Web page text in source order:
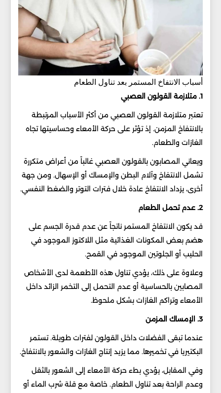
أسباب الانتفاخ المستمر بعد تناول الطعام
1. متلازمة القولون العصبي
تعتبر متلازمة القولون العصبي من أكثر الأسباب المرتبطة
بالانتفاخ المزمن. إذ تؤثر على حركة الأمعاء وحساسيتها تجاه
الغازات والطعام.
ويعاني المصابون بالقولون العصبي غالباً من أعراض متكررة
تشمل الانتفاخ وآلام البطن والإمساك أو الإسهال. ومن جهة
أخرى، يزداد الانتفاخ عادة خلال فترات التوتر والضغط النفسي.
2. عدم تحمل الطعام
قد يكون الانتفاخ المستمر ناتجاً عن عدم قدرة الجسم على
هضم بعض المكونات الغذائية مثل اللاكتوز الموجود في
الحليب أو الجلوتين الموجود في القمح.
وعلاوة على ذلك، يؤدي تناول هذه الأطعمة لدى الأشخاص
المصابين بالحساسية أو عدم التحمل إلى التخمر الزائد داخل
الأمعاء وتراكم الغازات بشكل ملحوظ.
3. الإمساك المزمن
عندما تبقى الفضلات داخل القولون لفترات طويلة. تستمر
البكتيريا في تخميرها. مما يزيد إنتاج الغازات والشعور بالانتفاخ.
وفي المقابل، يؤدي بطء حركة الأمعاء إلى الشعور بالثقل
وعدم الراحة بعد تناول الطعام. خاصة مع قلة شرب الماء أو